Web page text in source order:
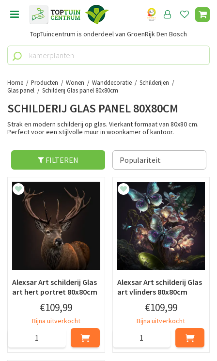
Home Producten Wonen Wanddecoratie
Schilderijen
Glas panel
Schilderij Glas panel 80x80cm
TopTuincentrum is onderdeel van GroenRijk Den Bosch
SCHILDERIJ GLAS PANEL 80X80CM
Strak en modern schilderij op glas. Vierkant formaat van 80x80 cm.
Perfect voor een stijlvolle muur in woonkamer of kantoor.
FILTEREN
Alexsar Art schilderij Glas
art hert portret 80x80cm
€109,99
Bijna uitverkocht
Alexsar Art schilderij Glas
art vlinders 80x80cm
€109,99
Bijna uitverkocht